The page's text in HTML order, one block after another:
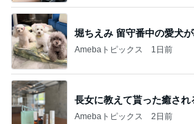
堀ちえみ 留守番中の愛犬
Amebaトピックス 1日前
長女に教えて貰った癒され
Amebaトピックス 2日前